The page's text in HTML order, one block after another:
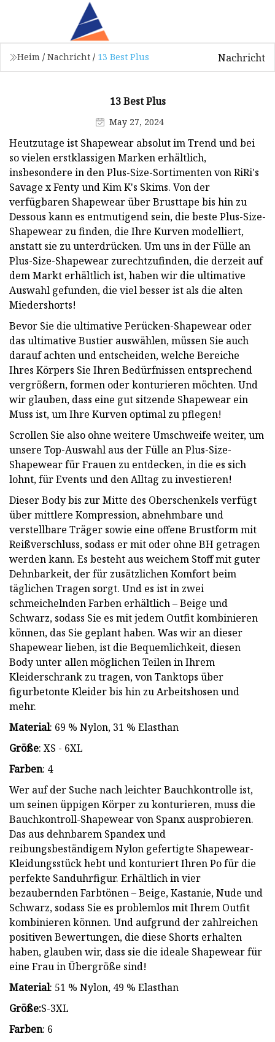
Heim / Nachricht / 13 Best Plus Nachricht
13 Best Plus
May 27, 2024
Heutzutage ist Shapewear absolut im Trend und bei
so vielen erstklassigen Marken erhältlich,
insbesondere in den Plus-Size-Sortimenten von RiRi's
Savage x Fenty und Kim K's Skims. Von der
verfügbaren Shapewear über Brusttape bis hin zu
Dessous kann es entmutigend sein, die beste Plus-Size-
Shapewear zu finden, die Ihre Kurven modelliert,
anstatt sie zu unterdrücken. Um uns in der Fülle an
Plus-Size-Shapewear zurechtzufinden, die derzeit auf
dem Markt erhältlich ist, haben wir die ultimative
Auswahl gefunden, die viel besser ist als die alten
Miedershorts!
Bevor Sie die ultimative Perücken-Shapewear oder
das ultimative Bustier auswählen, müssen Sie auch
darauf achten und entscheiden, welche Bereiche
Ihres Körpers Sie Ihren Bedürfnissen entsprechend
vergrößern, formen oder konturieren möchten. Und
wir glauben, dass eine gut sitzende Shapewear ein
Muss ist, um Ihre Kurven optimal zu pflegen!
Scrollen Sie also ohne weitere Umschweife weiter, um
unsere Top-Auswahl aus der Fülle an Plus-Size-
Shapewear für Frauen zu entdecken, in die es sich
lohnt, für Events und den Alltag zu investieren!
Dieser Body bis zur Mitte des Oberschenkels verfügt
über mittlere Kompression, abnehmbare und
verstellbare Träger sowie eine offene Brustform mit
Reißverschluss, sodass er mit oder ohne BH getragen
werden kann. Es besteht aus weichem Stoff mit guter
Dehnbarkeit, der für zusätzlichen Komfort beim
täglichen Tragen sorgt. Und es ist in zwei
schmeichelnden Farben erhältlich – Beige und
Schwarz, sodass Sie es mit jedem Outfit kombinieren
können, das Sie geplant haben. Was wir an dieser
Shapewear lieben, ist die Bequemlichkeit, diesen
Body unter allen möglichen Teilen in Ihrem
Kleiderschrank zu tragen, von Tanktops über
figurbetonte Kleider bis hin zu Arbeitshosen und
mehr.
Material: 69 % Nylon, 31 % Elasthan
Größe: XS - 6XL
Farben: 4
Wer auf der Suche nach leichter Bauchkontrolle ist,
um seinen üppigen Körper zu konturieren, muss die
Bauchkontroll-Shapewear von Spanx ausprobieren.
Das aus dehnbarem Spandex und
reibungsbeständigem Nylon gefertigte Shapewear-
Kleidungsstück hebt und konturiert Ihren Po für die
perfekte Sanduhrfigur. Erhältlich in vier
bezaubernden Farbtönen – Beige, Kastanie, Nude und
Schwarz, sodass Sie es problemlos mit Ihrem Outfit
kombinieren können. Und aufgrund der zahlreichen
positiven Bewertungen, die diese Shorts erhalten
haben, glauben wir, dass sie die ideale Shapewear für
eine Frau in Übergröße sind!
Material: 51 % Nylon, 49 % Elasthan
Größe:S-3XL
Farben: 6